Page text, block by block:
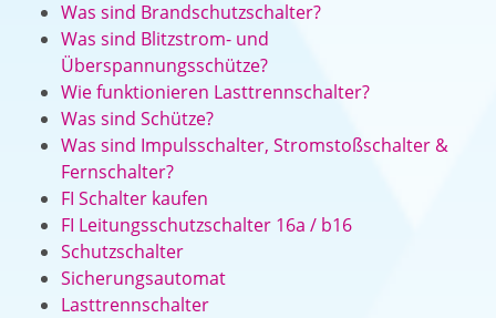
Was sind Brandschutzschalter?
Was sind Blitzstrom- und
Überspannungsschütze?
Wie funktionieren Lasttrennschalter?
Was sind Schütze?
Was sind Impulsschalter, Stromstoßschalter &
Fernschalter?
FI Schalter kaufen
FI Leitungsschutzschalter 16a / b16
Schutzschalter
Sicherungsautomat
Lasttrennschalter